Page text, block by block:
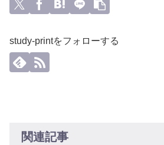
study-printをフォローする
関連記事